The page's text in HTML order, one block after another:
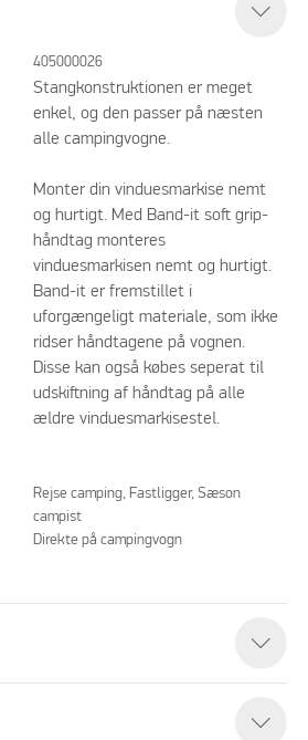
405000026
Stangkonstruktionen er meget
enkel, og den passer på næsten
alle campingvogne.
Monter din vinduesmarkise nemt
og hurtigt. Med Band-it soft grip-
håndtag monteres
vinduesmarkisen nemt og hurtigt.
Band-it er fremstillet i
uforgængeligt materiale, som ikke
ridser håndtagene på vognen.
Disse kan også købes seperat til
udskiftning af håndtag på alle
ældre vinduesmarkisestel.
Rejse camping, Fastligger, Sæson
campist
Direkte på campingvogn